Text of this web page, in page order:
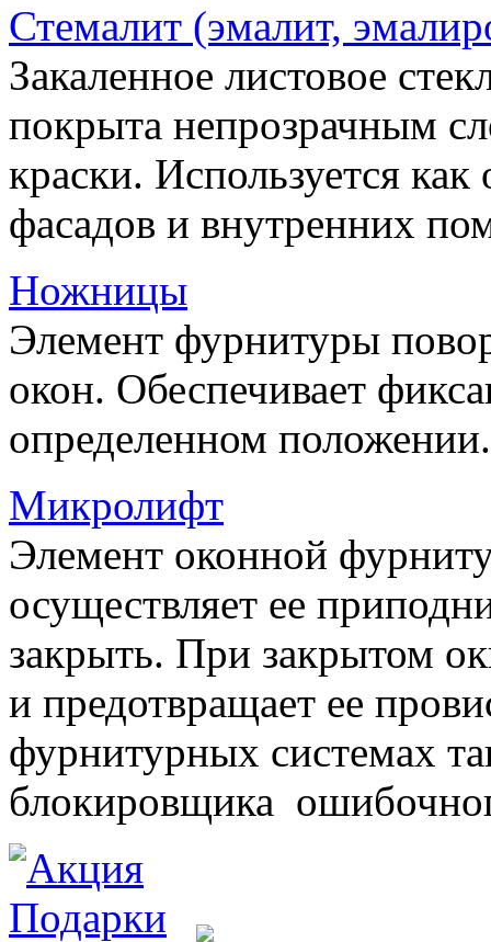
Стемалит (эмалит,
Закаленное листовое
покрыта непрозрачным
краски. Используется
фасадов и внутренних
Ножницы
Элемент фурнитуры
окон. Обеспечивает
определенном положении.
Микролифт
Элемент оконной
осуществляет ее
закрыть. При закрытом
и предотвращает ее
фурнитурных системах
блокировщика